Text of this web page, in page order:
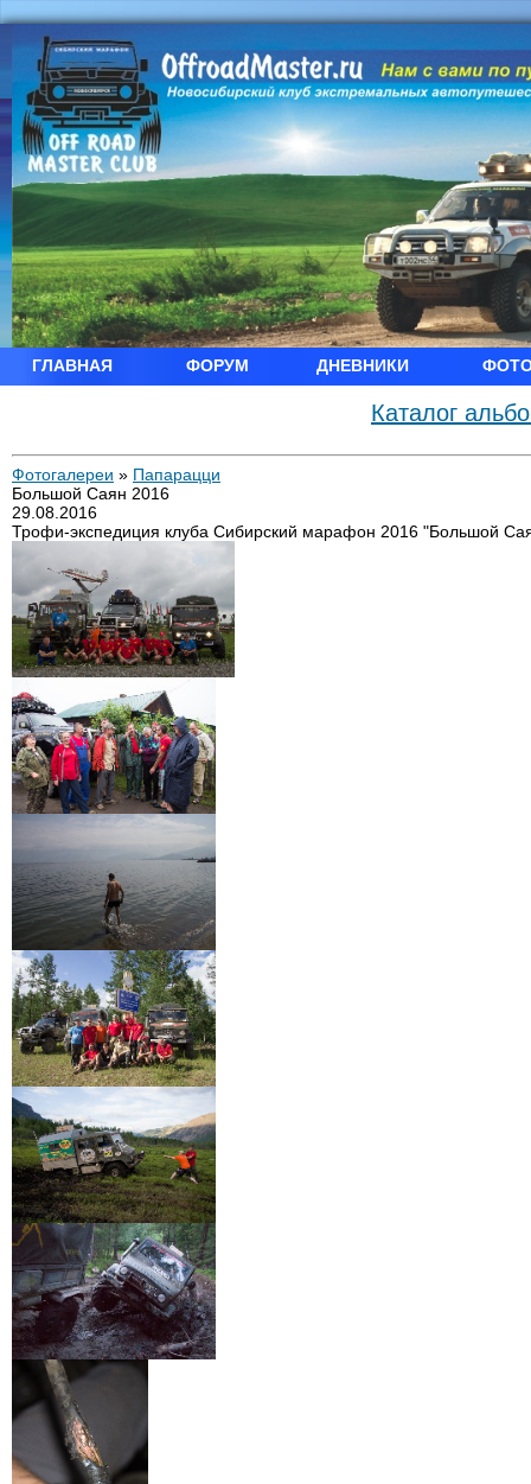
ГЛАВНАЯ ФОРУМ ДНЕВНИКИ
Каталог
Фотогалереи » Папарацци
Большой Саян 2016
29.08.2016
Трофи-экспедиция клуба Сибирский марафон 2016 "Большой